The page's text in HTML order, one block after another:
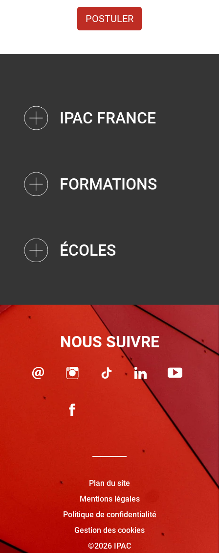
POSTULER
IPAC FRANCE
FORMATIONS
ÉCOLES
NOUS SUIVRE
Plan du site
Mentions légales
Politique de confidentialité
Gestion des cookies
©2026 IPAC